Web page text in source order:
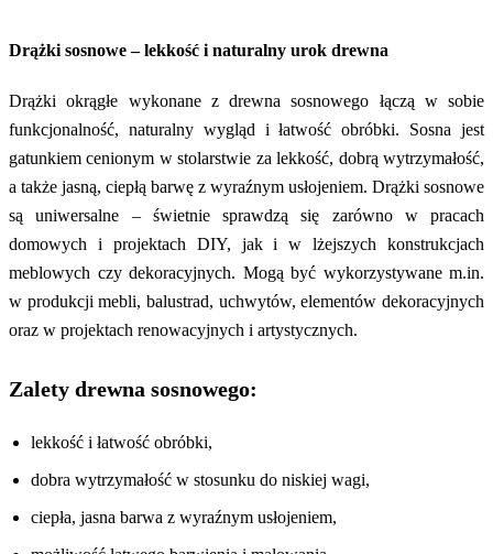
Drążki sosnowe – lekkość i naturalny urok drewna
Drążki okrągłe wykonane z drewna sosnowego łączą w sobie
funkcjonalność, naturalny wygląd i łatwość obróbki. Sosna jest
gatunkiem cenionym w stolarstwie za lekkość, dobrą wytrzymałość,
a także jasną, ciepłą barwę z wyraźnym usłojeniem. Drążki sosnowe
są uniwersalne – świetnie sprawdzą się zarówno w pracach
domowych i projektach DIY, jak i w lżejszych konstrukcjach
meblowych czy dekoracyjnych. Mogą być wykorzystywane m.in.
w produkcji mebli, balustrad, uchwytów, elementów dekoracyjnych
oraz w projektach renowacyjnych i artystycznych.
Zalety drewna sosnowego:
lekkość i łatwość obróbki,
dobra wytrzymałość w stosunku do niskiej wagi,
ciepła, jasna barwa z wyraźnym usłojeniem,